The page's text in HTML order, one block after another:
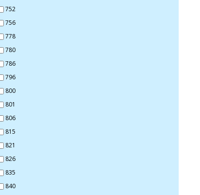
752
756
778
780
786
796
800
801
806
815
821
826
835
840